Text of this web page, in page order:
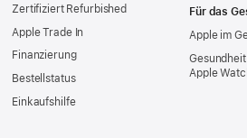
Zertifiziert Refurbished
Apple Trade In
Finanzierung
Bestellstatus
Einkaufshilfe
Für das
Apple im
Apple